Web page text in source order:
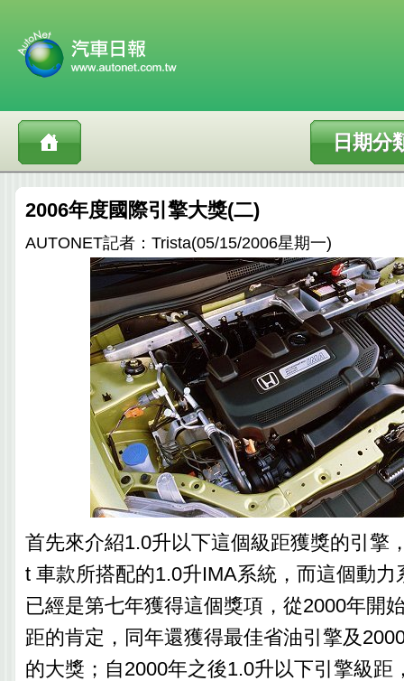
日期分
2006年度國際引擎大獎(二)
AUTONET記者：Trista(05/15/2006星期一)
首先來介紹1.0升以下這個級距獲獎的引擎
t 車款所搭配的1.0升IMA系統，而這個動力
已經是第七年獲得這個獎項，從2000年開
距的肯定，同年還獲得最佳省油引擎及
的大獎；自2000年之後1.0升以下引擎級距